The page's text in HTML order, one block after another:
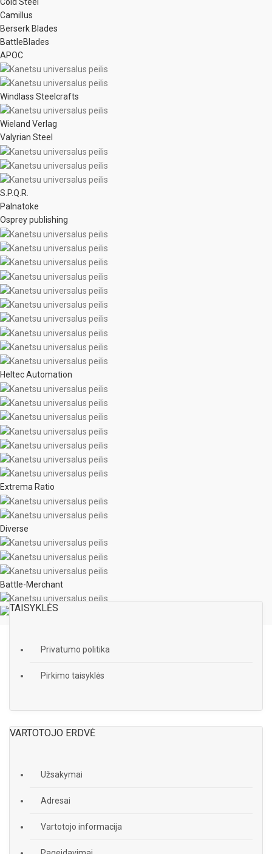
Camillus
Berserk Blades
BattleBlades
APOC
Windlass Steelcrafts
Wieland Verlag
Valyrian Steel
S.P.Q.R.
Palnatoke
Osprey publishing
Heltec Automation
Extrema Ratio
Diverse
Battle-Merchant
TAISYKLĖS
Privatumo politika
Pirkimo taisyklės
VARTOTOJO ERDVĖ
Užsakymai
Adresai
Vartotojo informacija